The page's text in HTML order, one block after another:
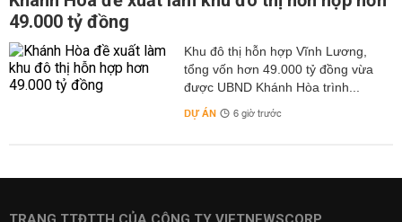
49.000 tỷ đồng
Khu đô thị hỗn hợp Vĩnh Lương,
tổng vốn hơn 49.000 tỷ đồng vừa
được UBND Khánh Hòa trình...
DỰ ÁN 6 giờ trước